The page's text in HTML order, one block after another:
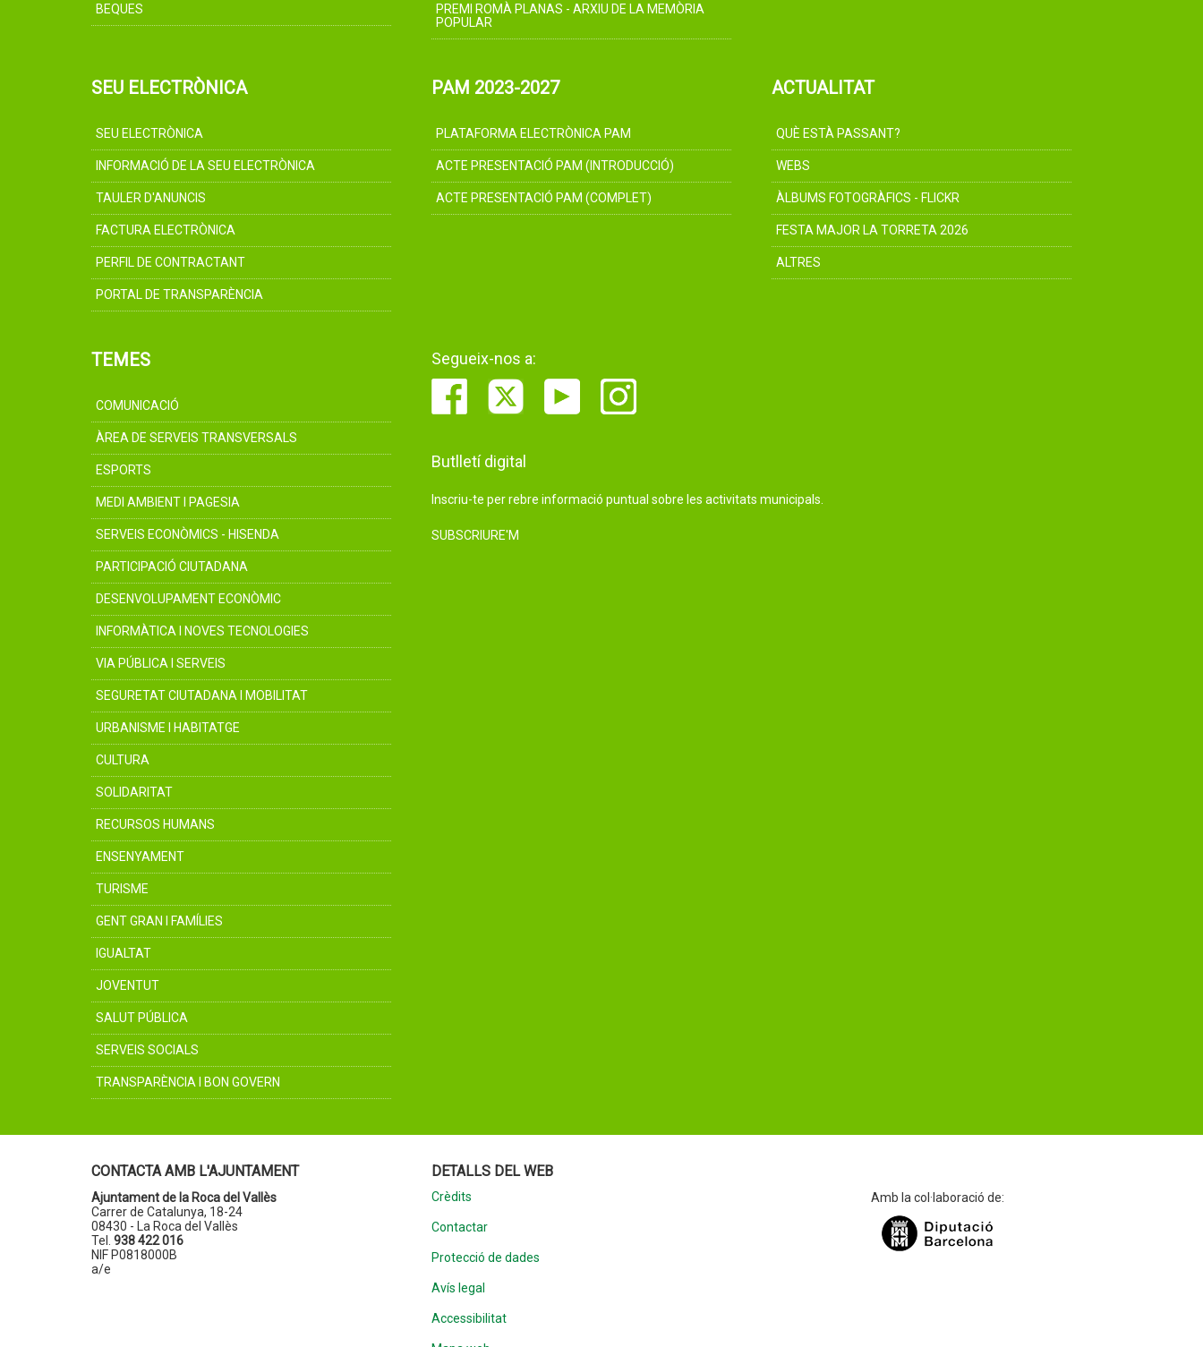
BEQUES
PREMI ROMÀ PLANAS - ARXIU DE LA MEMÒRIA
POPULAR
SEU ELECTRÒNICA
SEU ELECTRÒNICA
INFORMACIÓ DE LA SEU ELECTRÒNICA
TAULER D'ANUNCIS
FACTURA ELECTRÒNICA
PERFIL DE CONTRACTANT
PORTAL DE TRANSPARÈNCIA
PAM 2023-2027
PLATAFORMA ELECTRÒNICA PAM
ACTE PRESENTACIÓ PAM (INTRODUCCIÓ)
ACTE PRESENTACIÓ PAM (COMPLET)
ACTUALITAT
QUÈ ESTÀ PASSANT?
WEBS
ÀLBUMS FOTOGRÀFICS - FLICKR
FESTA MAJOR LA TORRETA 2026
ALTRES
TEMES
COMUNICACIÓ
ÀREA DE SERVEIS TRANSVERSALS
ESPORTS
MEDI AMBIENT I PAGESIA
SERVEIS ECONÒMICS - HISENDA
PARTICIPACIÓ CIUTADANA
DESENVOLUPAMENT ECONÒMIC
INFORMÀTICA I NOVES TECNOLOGIES
VIA PÚBLICA I SERVEIS
SEGURETAT CIUTADANA I MOBILITAT
URBANISME I HABITATGE
CULTURA
SOLIDARITAT
RECURSOS HUMANS
ENSENYAMENT
TURISME
GENT GRAN I FAMÍLIES
IGUALTAT
JOVENTUT
SALUT PÚBLICA
SERVEIS SOCIALS
TRANSPARÈNCIA I BON GOVERN
Segueix-nos a:
Butlletí digital
Inscriu-te per rebre informació puntual sobre les activitats municipals.
SUBSCRIURE'M
CONTACTA AMB L'AJUNTAMENT
Ajuntament de la Roca del Vallès
Carrer de Catalunya, 18-24
08430 - La Roca del Vallès
Tel. 938 422 016
NIF P0818000B
a/e
DETALLS DEL WEB
Crèdits
Contactar
Protecció de dades
Avís legal
Accessibilitat
Amb la col·laboració de: